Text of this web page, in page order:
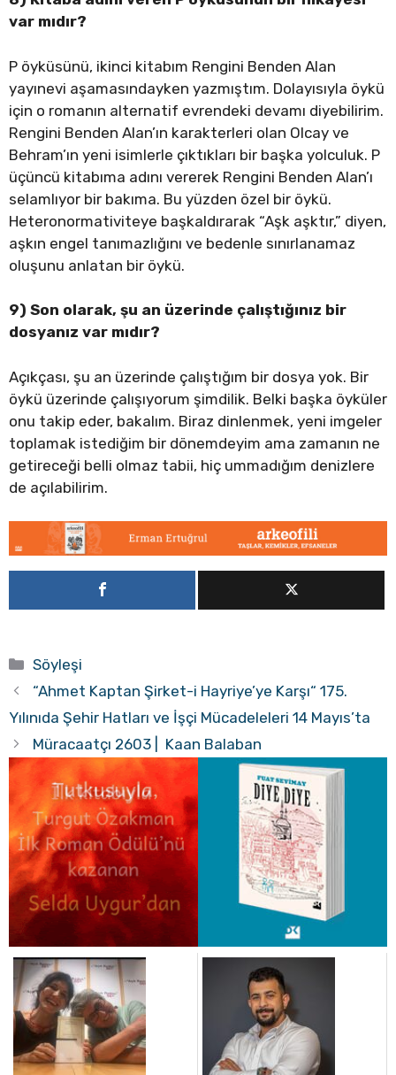
var mıdır?
P öyküsünü, ikinci kitabım Rengini Benden Alan
yayınevi aşamasındayken yazmıştım. Dolayısıyla öykü
için o romanın alternatif evrendeki devamı diyebilirim.
Rengini Benden Alan’ın karakterleri olan Olcay ve
Behram’ın yeni isimlerle çıktıkları bir başka yolculuk. P
üçüncü kitabıma adını vererek Rengini Benden Alan’ı
selamlıyor bir bakıma. Bu yüzden özel bir öykü.
Heteronormativiteye başkaldırarak “Aşk aşktır,” diyen,
aşkın engel tanımazlığını ve bedenle sınırlanamaz
oluşunu anlatan bir öykü.
9) Son olarak, şu an üzerinde çalıştığınız bir
dosyanız var mıdır?
Açıkçası, şu an üzerinde çalıştığım bir dosya yok. Bir
öykü üzerinde çalışıyorum şimdilik. Belki başka öyküler
onu takip eder, bakalım. Biraz dinlenmek, yeni imgeler
toplamak istediğim bir dönemdeyim ama zamanın ne
getireceği belli olmaz tabii, hiç ummadığım denizlere
de açılabilirim.
Kategoriler
Söyleşi
“Ahmet Kaptan Şirket-i Hayriye’ye Karşı“ 175.
Yılınıda Şehir Hatları ve İşçi Mücadeleleri 14 Mayıs’ta
Müracaatçı 2603 | Kaan Balaban